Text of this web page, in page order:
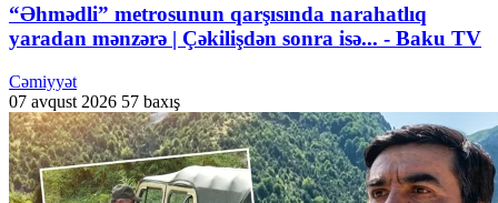
“Əhmədli” metrosunun qarşısında narahatlıq
yaradan mənzərə | Çəkilişdən sonra isə... - Baku TV
Cəmiyyət
07 avqust 2026 57 baxış